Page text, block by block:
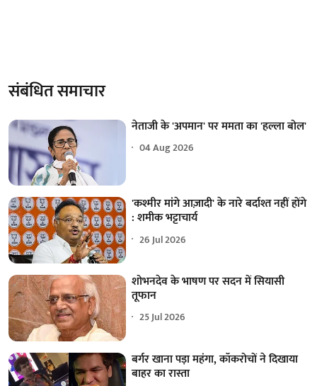
संबंधित समाचार
नेताजी के 'अपमान' पर ममता का 'हल्ला बोल'
04 Aug 2026
'कश्मीर मांगे आज़ादी' के नारे बर्दाश्त नहीं होंगे
: शमीक भट्टाचार्य
26 Jul 2026
शोभनदेव के भाषण पर सदन में सियासी
तूफान
25 Jul 2026
बर्गर खाना पड़ा महंगा, कॉकरोचों ने दिखाया
बाहर का रास्ता